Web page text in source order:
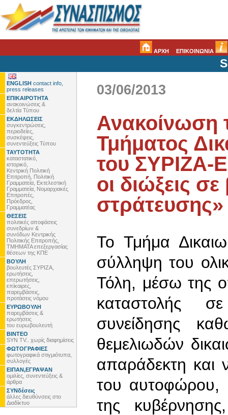
ΑΡΧΗ ΕΠΙΚΟΙΝΩΝΙΑ
ENGLISH contact info,
press releases
ΕΠΙΚΑΙΡΟΤΗΤΑ
ανακοινώσεις &
δελτία Τύπου
ΕΚΔΗΛΩΣΕΙΣ
συγκεντρώσεις,
περιοδείες,
συσκέψεις,
συνεντεύξεις Τύπου
ΤΑΥΤΟΤΗΤΑ
καταστατικό,
ιστορικό,
Κεντρική Πολιτική
Επιτροπή, Πολιτική
Γραμματεία, Εκτελεστική
Γραμματεία, Νομαρχιακές
Επιτροπές,
Πρόεδρος,
Γραμματέας
ΘΕΣΕΙΣ
πολιτικές αποφάσεις
συνεδρίων &
συνόδων Κεντρικής
Πολιτικής Επιτροπής,
ΤΜΗΜΑΤΑ επεξεργασίας
θέσεων της ΚΠΕ
ΒΟΥΛΗ
βουλευτές ΣΥΡΙΖΑ,
ερωτήσεις,
επερωτήσεις,
επίκαιρες,
παρεμβάσεις,
προτάσεις νόμου
ΕΥΡΩΒΟΥΛΗ
παρεμβάσεις &
ερωτήσεις
του ευρωβουλευτή
ΒΙΝΤΕΟ
SYN TV.. χωρίς διαφημίσεις
ΦΩΤΟΓΡΑΦΙΕΣ
φωτογραφικά στιγμιότυπα,
συλλογές
ΕΙΠΑΝ,ΕΓΡΑΨΑΝ
ομιλίες, συνεντεύξεις &
άρθρα
ΣΥΝδέσεις
άλλες διευθύνσεις στο
Διαδίκτυο
03/06/2013
Ανακοίνωση
Τμήματος
του ΣΥΡΙΖΑ-
οι διώξεις
στράτευσης»
Το Τμήμα
σύλληψη του
Τόλη, μέσω της
καταστολής
συνείδησης
θεμελιωδών
απαράδεκτη και
του αυτοφώρου,
της